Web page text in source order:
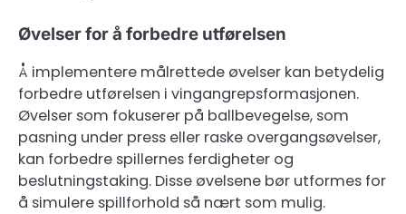
Øvelser for å forbedre utførelsen
Å implementere målrettede øvelser kan betydelig
forbedre utførelsen i vingangrepsformasjonen.
Øvelser som fokuserer på ballbevegelse, som
pasning under press eller raske overgangsøvelser,
kan forbedre spillernes ferdigheter og
beslutningstaking. Disse øvelsene bør utformes for
å simulere spillforhold så nært som mulig.